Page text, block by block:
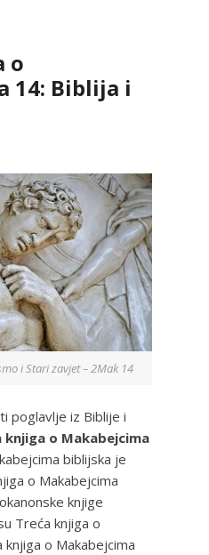
o
14: Biblija i
i Stari zavjet – 2Mak 14
poglavlje iz Biblije i
knjiga o Makabejcima
biblijska je
o Makabejcima
knjige
Treća knjiga o
o Makabejcima